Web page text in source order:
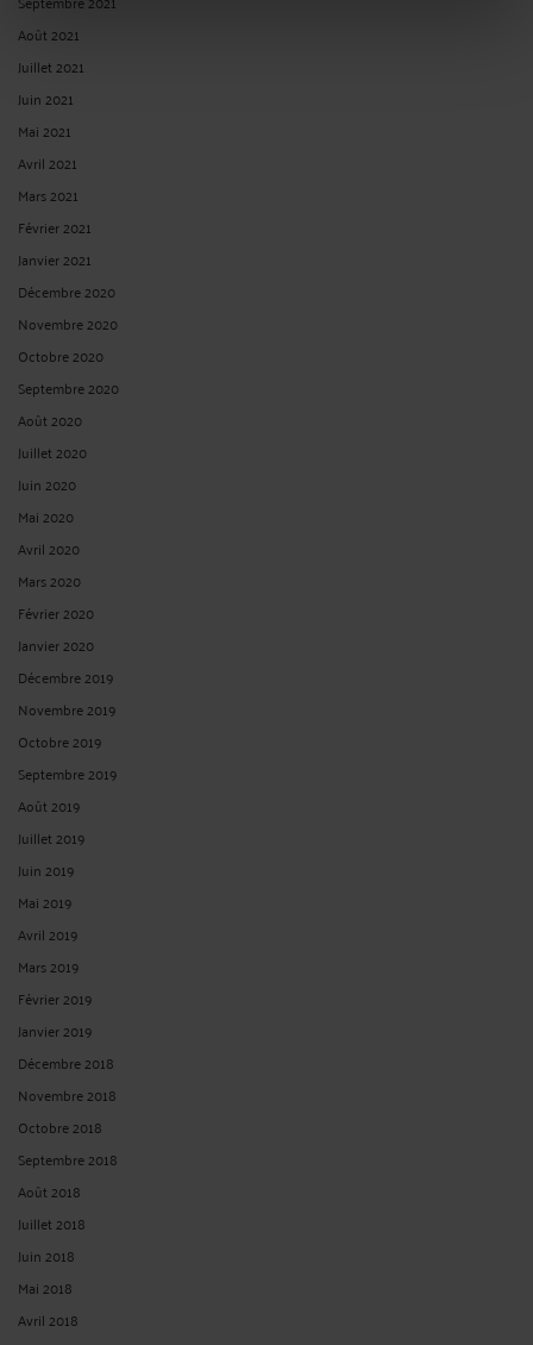
Août 2021
Juillet 2021
Juin 2021
Mai 2021
Avril 2021
Mars 2021
Février 2021
Janvier 2021
Décembre 2020
Novembre 2020
Octobre 2020
Septembre 2020
Août 2020
Juillet 2020
Juin 2020
Mai 2020
Avril 2020
Mars 2020
Février 2020
Janvier 2020
Décembre 2019
Novembre 2019
Octobre 2019
Septembre 2019
Août 2019
Juillet 2019
Juin 2019
Mai 2019
Avril 2019
Mars 2019
Février 2019
Janvier 2019
Décembre 2018
Novembre 2018
Octobre 2018
Septembre 2018
Août 2018
Juillet 2018
Juin 2018
Mai 2018
Avril 2018